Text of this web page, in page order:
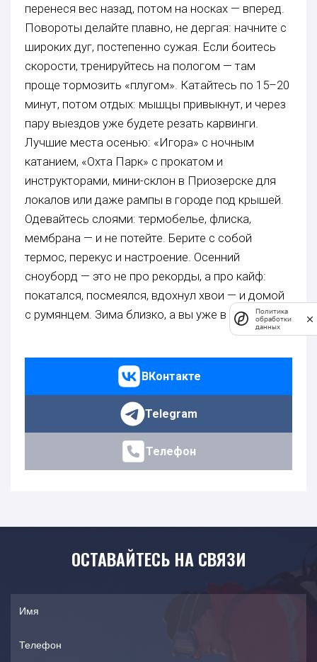
перенеся вес назад, потом на носках — вперед.
Повороты делайте плавно, не дергая: начните с
широких дуг, постепенно сужая. Если боитесь
скорости, тренируйтесь на пологом — там
проще тормозить «плугом». Катайтесь по 15–20
минут, потом отдых: мышцы привыкнут, и через
пару выездов уже будете резать карвинги.
Лучшие места осенью: «Игора» с ночным
катанием, «Охта Парк» с прокатом и
инструкторами, мини-склон в Приозерске для
локалов или даже рампы в городе под крышей.
Одевайтесь слоями: термобелье, флиска,
мембрана — и не потейте. Берите с собой
термос, перекус и настроение. Осенний
сноуборд — это не про рекорды, а про кайф:
покатался, посмеялся, вдохнул хвои — и домой
с румянцем. Зима близко, а вы уже в форме!
ВКонтакте
Telegram
Телефон
ОСТАВАЙТЕСЬ НА СВЯЗИ
Политика
обработки
данных